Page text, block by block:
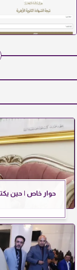
حوار خاص | حين